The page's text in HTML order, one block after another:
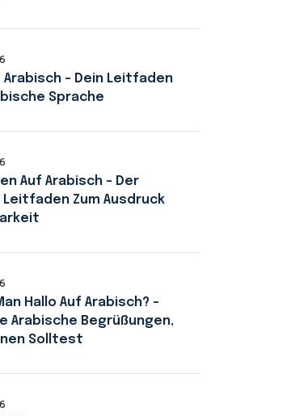
Arabisch – Dein Leitfaden
Sprache
Auf Arabisch – Der
Zum Ausdruck
Hallo Auf Arabisch? –
Arabische Begrüßungen,
Solltest